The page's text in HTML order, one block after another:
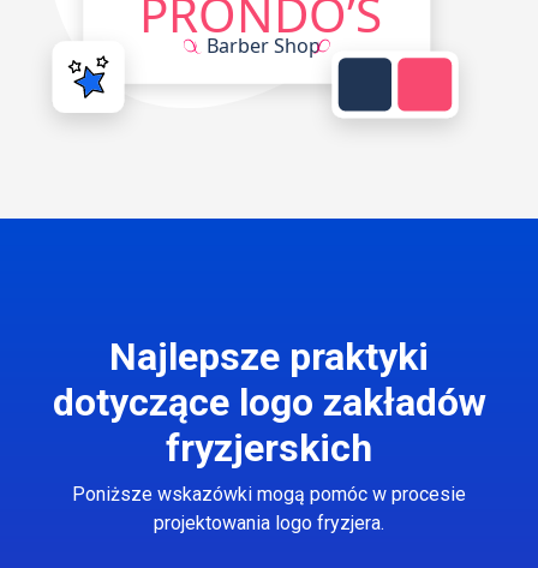
Najlepsze praktyki
dotyczące logo zakładów
fryzjerskich
Poniższe wskazówki mogą pomóc w procesie
projektowania logo fryzjera.